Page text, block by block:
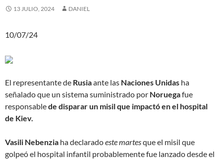
13 JULIO, 2024 DANIEL
10/07/24
El representante de Rusiaante las Naciones Unidas ha
señalado que un sistema suministrado por Noruegafue
responsablede disparar un misil que impactó en el hospital
de Kiev.
Vasili Nebenzia ha declaradoeste martesque el misil que
golpeó el hospital infantil probablemente fue lanzado desde el